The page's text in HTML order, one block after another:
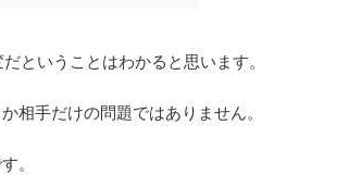
ということはわかると思います。
相手だけの問題ではありません。
。